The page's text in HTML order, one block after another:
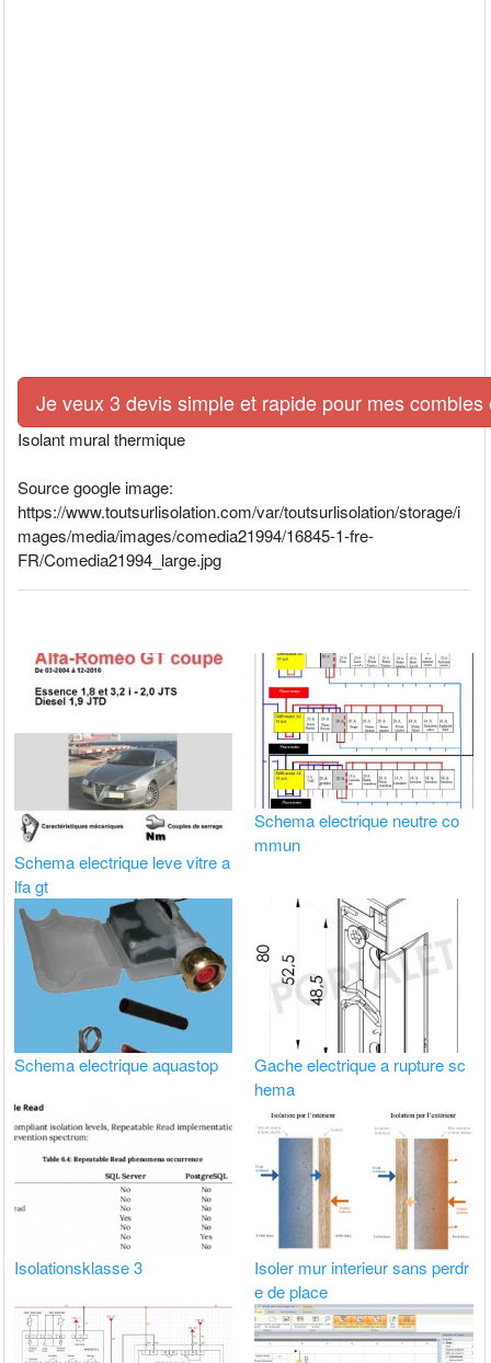
Je veux 3 devis simple et rapide pour mes
Isolant mural thermique
Source google image:
https://www.toutsurlisolation.com/var/toutsurlisolation/storage/i
mages/media/images/comedia21994/16845-1-fre-
FR/Comedia21994_large.jpg
Schema electrique leve vitre a
lfa gt
Schema electrique neutre co
mmun
Schema electrique aquastop
Gache electrique a rupture sc
hema
Isolationsklasse 3
Isoler mur interieur sans perdr
e de place